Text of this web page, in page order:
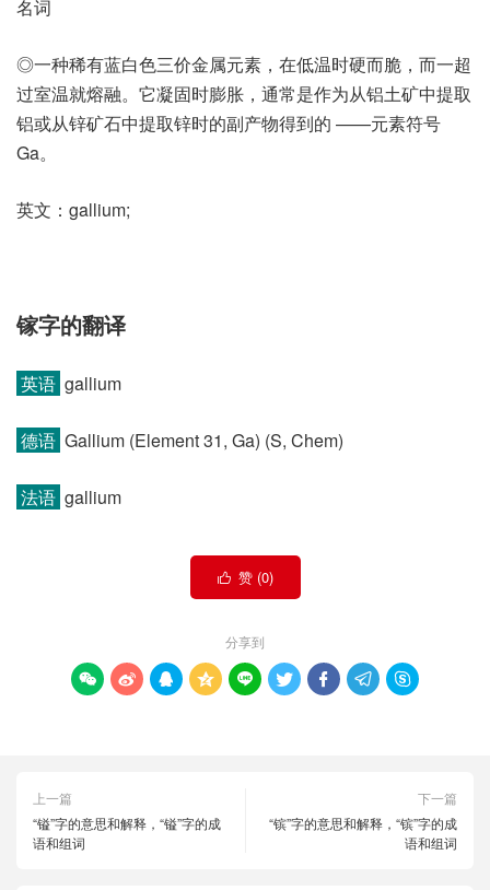
名词
◎一种稀有蓝白色三价金属元素，在低温时硬而脆，而一超
过室温就熔融。它凝固时膨胀，通常是作为从铝土矿中提取
铝或从锌矿石中提取锌时的副产物得到的 ——元素符号
Ga。
英文：gallium;
镓字的翻译
英语 gallium
德语 Gallium (Element 31, Ga)​ (S, Chem)
法语 gallium
 赞 (0)
分享到
        
上一篇
“镒”字的意思和解释，“镒”字的成
语和组词
下一篇
“镔”字的意思和解释，“镔”字的成
语和组词